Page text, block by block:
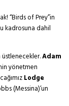
“Birds of Prey”in
kadrosuna dahil
üstlenecekler.Adam
yönetmen
Lodge
(Messina)’un